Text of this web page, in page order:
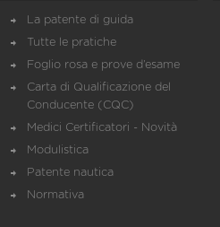
La patente di guida
Tutte le pratiche
Foglio rosa e prove d’esame
Carta di Qualificazione del
Conducente (CQC)
Medici Certificatori - Novità
Modulistica
Patente nautica
Normativa